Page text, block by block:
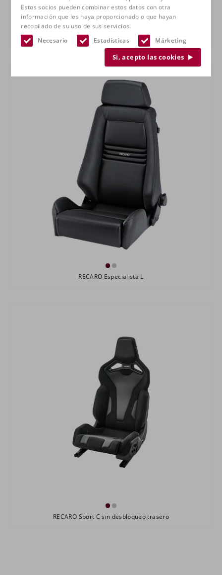
Estos socios pueden combinar estos datos con otra
información que les haya proporcionado o que hayan
recopilado de su uso de sus servicios.
Necesario
Estadísticas Márketing
Si, acepto las cookies
Especialista RECARO M
RECARO Especialista L
RECARO Sport C sin desbloqueo trasero